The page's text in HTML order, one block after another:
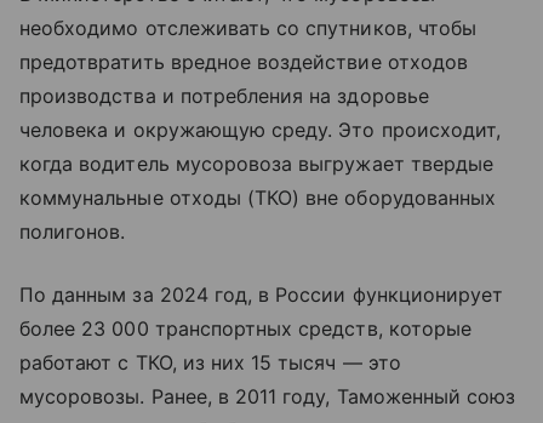
необходимо отслеживать со спутников, чтобы
предотвратить вредное воздействие отходов
производства и потребления на здоровье
человека и окружающую среду. Это происходит,
когда водитель мусоровоза выгружает твердые
коммунальные отходы (ТКО) вне оборудованных
полигонов.
По данным за 2024 год, в России функционирует
более 23 000 транспортных средств, которые
работают с ТКО, из них 15 тысяч — это
мусоровозы. Ранее, в 2011 году, Таможенный союз